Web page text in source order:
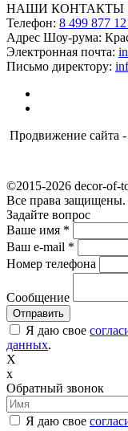
НАШИ КОНТАКТЫ
Телефон: 8 499 877
Адрес Шоу-рума:
Электронная почта:
Письмо директору:
Продвижение сайта -
©2015-2026 decor-of-
Все права защищены.
Задайте вопрос
Ваше имя *
Ваш e-mail *
Номер телефона
Сообщение
Я даю свое
данных.
X
x
Обратный звонок
Я даю свое